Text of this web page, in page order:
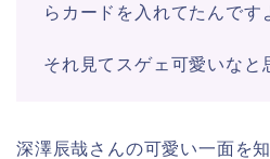
らカードを入れてたんです
それ見てスゲェ可愛いなと
深澤辰哉さんの可愛い一面を